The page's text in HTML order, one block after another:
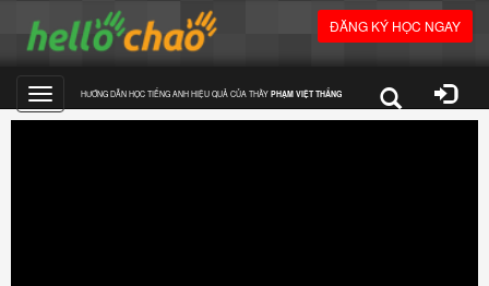
ĐĂNG KÝ HỌC NGAY
Toggle
HƯỚNG DẪN HỌC TIẾNG ANH HIỆU QUẢ CỦA THẦY PHẠM VIỆT THẮNG